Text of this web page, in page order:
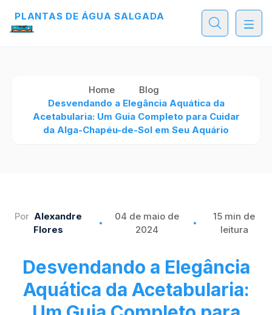
Home
Blog
Desvendando a Elegância Aquática da
Acetabularia: Um Guia Completo para Cuidar
da Alga-Chapéu-de-Sol em Seu Aquário
Por Alexandre
Flores
04 de maio de
2024
15 min de
leitura
Desvendando a Elegância
Aquática da Acetabularia:
PLANTAS DE ÁGUA SALGADA
PLANTAS DE ÁGUA SALGADA
PLANTAS DE ÁGUA SALGADA